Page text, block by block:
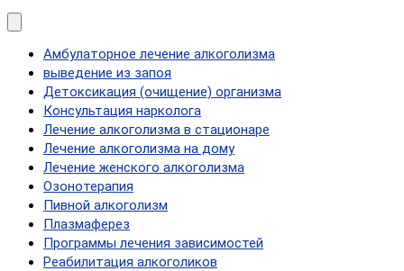
Амбулаторное лечение алкоголизма
выведение из запоя
Детоксикация (очищение) организма
Консультация нарколога
Лечение алкоголизма в стационаре
Лечение алкоголизма на дому
Лечение женского алкоголизма
Озонотерапия
Пивной алкоголизм
Плазмаферез
Программы лечения зависимостей
Реабилитация алкоголиков